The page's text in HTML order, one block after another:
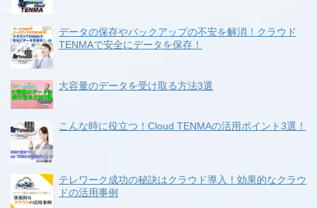
データの保存やバックアップの不安を解消！クラウド
TENMAで安全にデータを保存！
大容量のデータを受け取る方法3選
こんな時に役立つ！Cloud TENMAの活用ポイント3選！
テレワーク成功の秘訣はクラウド導入！効果的なクラウ
ドの活用事例